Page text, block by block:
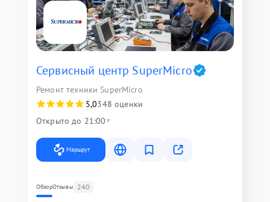
Сервисный центр SuperMicro
Ремонт техники SuperMicro
5,0348 оценки
Открыто до 21:00
Маршрут
ОбзорОтзывы 240